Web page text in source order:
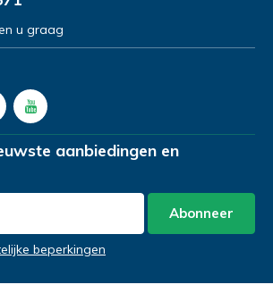
u graag
aanbiedingen en
Abonneer
beperkingen